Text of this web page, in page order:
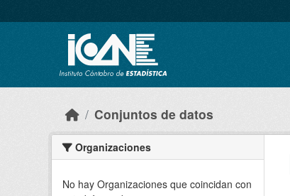
Conjuntos de datos
Organizaciones
No hay Organizaciones que coincidan con